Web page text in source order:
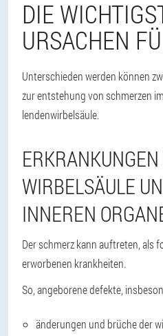
DIE
URSACHEN
Unterschieden werden können
zur entstehung von schmerzen
lendenwirbelsäule.
WIRBELSÄULE
INNEREN
Der schmerz kann auftreten, als
erworbenen krankheiten.
So, angeborene defekte,
änderungen und brüche der